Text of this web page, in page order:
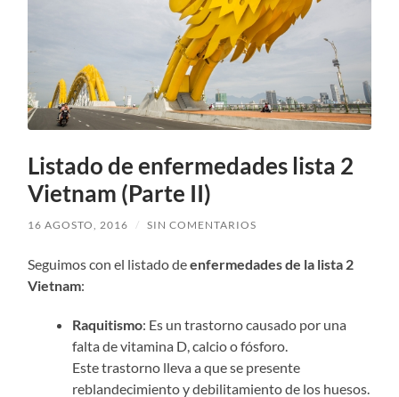
Listado de enfermedades lista 2
Vietnam (Parte II)
16 AGOSTO, 2016 / SIN COMENTARIOS
Seguimos con el listado deenfermedades de la lista 2
Vietnam:
Raquitismo: Es un trastorno causado por una
falta de vitamina D, calcio o fósforo.
Este trastorno lleva a que se presente
reblandecimiento y debilitamiento de los huesos.